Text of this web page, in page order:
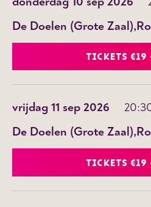
De Doelen (Grote Zaal)
TICKETS
vrijdag 11 sep 2026
De Doelen (Grote Zaal)
TICKETS